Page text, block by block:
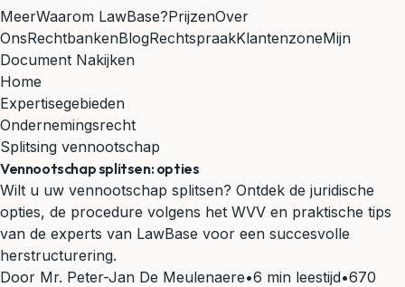
MeerWaarom LawBase?PrijzenOver
OnsRechtbankenBlogRechtspraakKlantenzoneMijn
Document Nakijken
Home
Expertisegebieden
Ondernemingsrecht
Splitsing vennootschap
Vennootschap splitsen: opties
Wilt u uw vennootschap splitsen? Ontdek de juridische
opties, de procedure volgens het WVV en praktische tips
van de experts van LawBase voor een succesvolle
herstructurering.
Door Mr. Peter-Jan De Meulenaere•6 min leestijd•670